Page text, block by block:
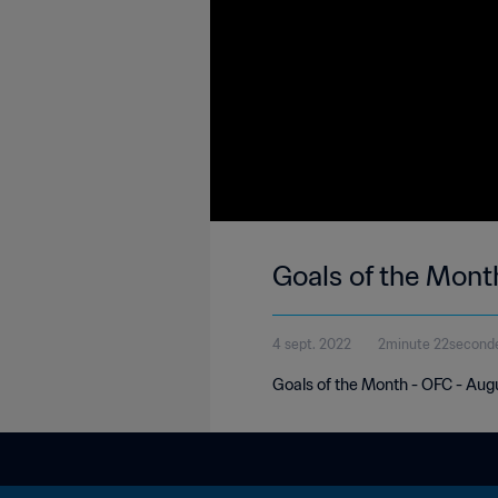
Goals of the
4 sept. 2022 2minute
Goals of the Month - OFC -